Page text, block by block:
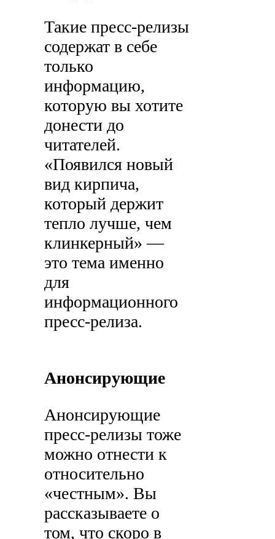
Такие пресс-релизы
содержат в себе
только
информацию,
которую вы хотите
донести до
читателей.
«Появился новый
вид кирпича,
который держит
тепло лучше, чем
клинкерный» —
это тема именно
для
информационного
пресс-релиза.
Анонсирующие
Анонсирующие
пресс-релизы тоже
можно отнести к
относительно
«честным». Вы
рассказываете о
том, что скоро в